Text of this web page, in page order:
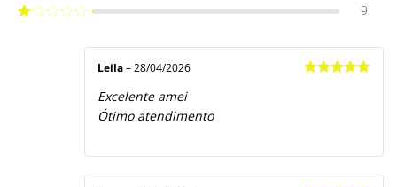
Avaliação
9
Leila – 28/04/2026
Excelente amei
Ótimo atendimento